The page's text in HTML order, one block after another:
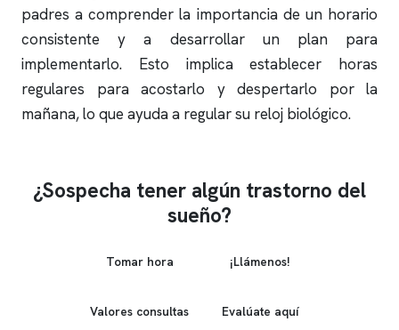
padres a comprender la importancia de un horario
consistente y a desarrollar un plan para
implementarlo. Esto implica establecer horas
regulares para acostarlo y despertarlo por la
mañana, lo que ayuda a regular su reloj biológico.
¿Sospecha tener algún trastorno del
sueño?
Tomar hora ¡Llámenos!
Valores consultas Evalúate aquí